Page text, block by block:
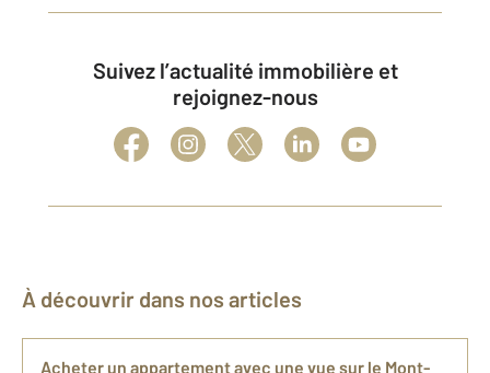
Suivez l’actualité immobilière et
rejoignez-nous
À découvrir dans nos articles
Acheter un appartement avec une vue sur le Mont-